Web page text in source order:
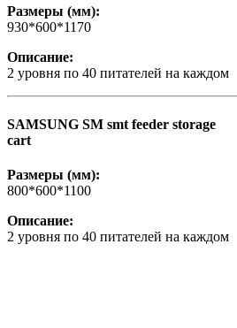
Размеры (мм):
930*600*1170
Описание:
2 уровня по 40 питателей на каждом
SAMSUNG SM smt feeder storage
cart
Размеры (мм):
800*600*1100
Описание:
2 уровня по 40 питателей на каждом